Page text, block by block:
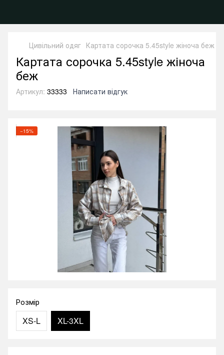
Цивільний одяг Картата сорочка 5.45style жіноча беж
Картата сорочка 5.45style жіноча
беж
Артикул: 33333 Написати відгук
−15%
Розмір
XS-L XL-3XL